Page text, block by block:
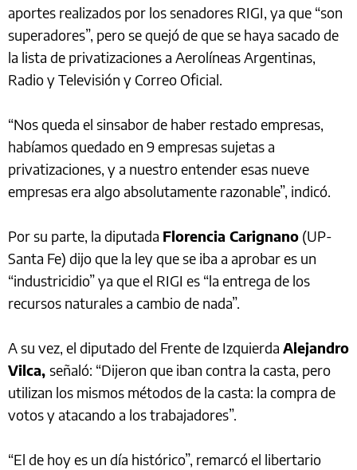
aportes realizados por los senadores RIGI, ya que “son
superadores”, pero se quejó de que se haya sacado de
la lista de privatizaciones a Aerolíneas Argentinas,
Radio y Televisión y Correo Oficial.
“Nos queda el sinsabor de haber restado empresas,
habíamos quedado en 9 empresas sujetas a
privatizaciones, y a nuestro entender esas nueve
empresas era algo absolutamente razonable”, indicó.
Por su parte, la diputada Florencia Carignano (UP-
Santa Fe) dijo que la ley que se iba a aprobar es un
“industricidio” ya que el RIGI es “la entrega de los
recursos naturales a cambio de nada”.
A su vez, el diputado del Frente de Izquierda Alejandro
Vilca, señaló: “Dijeron que iban contra la casta, pero
utilizan los mismos métodos de la casta: la compra de
votos y atacando a los trabajadores”.
“El de hoy es un día histórico”, remarcó el libertario